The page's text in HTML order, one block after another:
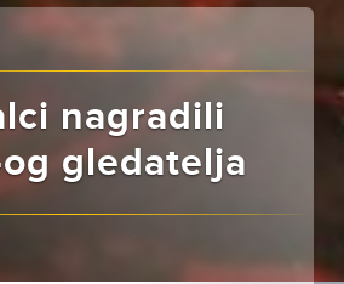
nagradili
gledatelja